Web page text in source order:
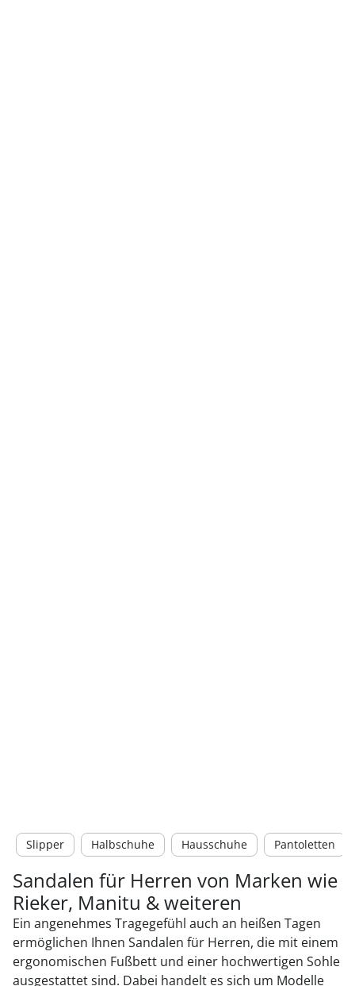
Slipper Halbschuhe Hausschuhe Pantoletten
Sandalen für Herren von Marken wie
Rieker, Manitu & weiteren
Ein angenehmes Tragegefühl auch an heißen Tagen
ermöglichen Ihnen Sandalen für Herren, die mit einem
ergonomischen Fußbett und einer hochwertigen Sohle
ausgestattet sind. Dabei handelt es sich um Modelle